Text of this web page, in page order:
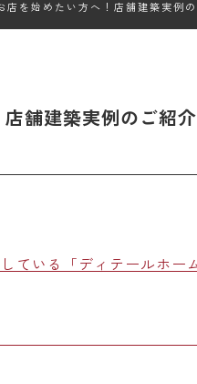
店を始めたい方へ！店舗建築実例
店舗建築実例のご紹
ている「ディテールホー